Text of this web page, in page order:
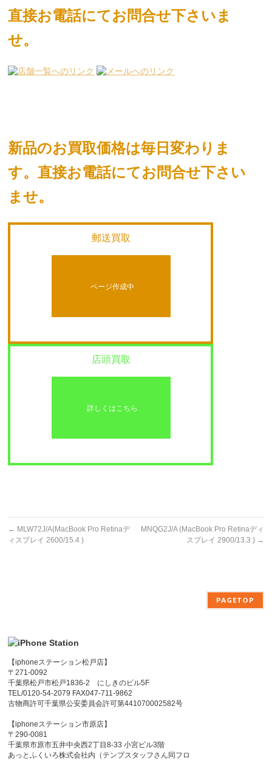
直接お電話にてお問合せ下さいま
せ。
新品のお買取価格は毎日変わりま
す。 直接お電話にてお問合せ下さい
ませ。
郵送買取
ページ作成中
店頭買取
詳しくはこちら
← MLW72J/A(MacBook Pro Retinaデ
ィスプレイ 2600/15.4 )
MNQG2J/A (MacBook Pro Retinaディ
スプレイ 2900/13.3 ) →
PAGETOP
【iphoneステーション松戸店】
〒271-0092
千葉県松戸市松戸1836-2 にしきのビル5F
TEL/0120-54-2079 FAX047-711-9862
古物商許可千葉県公安委員会許可第441070002582号
【iphoneステーション市原店】
〒290-0081
千葉県市原市五井中央西2丁目8-33 小宮ビル3階
あっとふくいろ株式会社内（テンプスタッフさん同フロ